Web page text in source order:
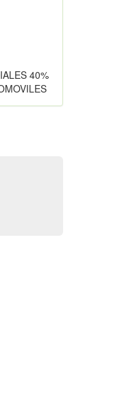
40%